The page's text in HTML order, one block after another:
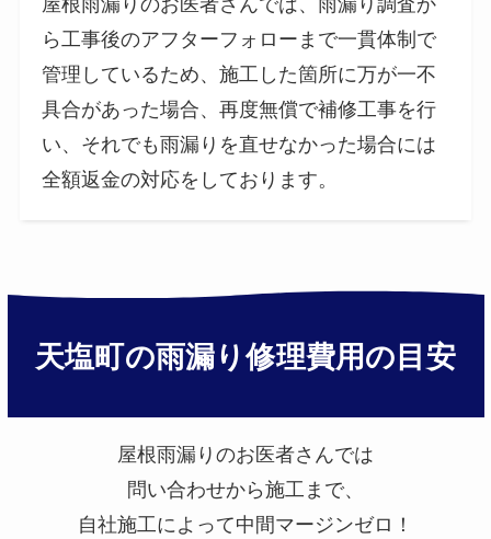
屋根雨漏りのお医者さんでは、雨漏り調査か
ら工事後のアフターフォローまで一貫体制で
管理しているため、施工した箇所に万が一不
具合があった場合、再度無償で補修工事を行
い、それでも雨漏りを直せなかった場合には
全額返金の対応をしております。
天塩町の雨漏り修理費用の目安
屋根雨漏りのお医者さんでは
問い合わせから施工まで、
自社施工によって中間マージンゼロ！